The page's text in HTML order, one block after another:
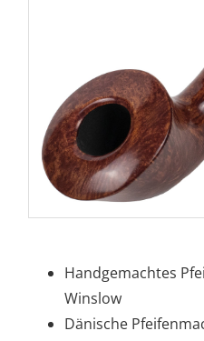
Handgemachtes
Winslow
Dänische